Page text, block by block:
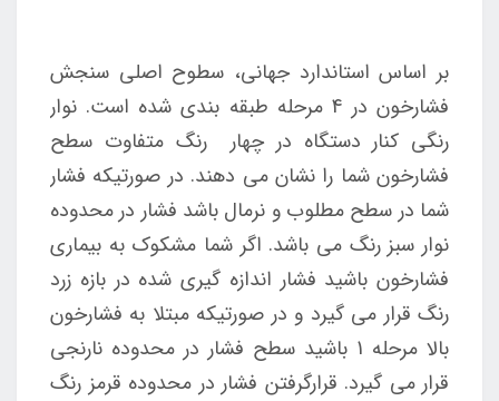
بر اساس استاندارد جهانی، سطوح اصلی سنجش
فشارخون در 4 مرحله طبقه بندی شده است. نوار
رنگی کنار دستگاه در چهار رنگ متفاوت سطح
فشارخون شما را نشان می دهند. در صورتیکه فشار
شما در سطح مطلوب و نرمال باشد فشار در محدوده
نوار سبز رنگ می باشد. اگر شما مشکوک به بیماری
فشارخون باشید فشار اندازه گیری شده در بازه زرد
رنگ قرار می گیرد و در صورتیکه مبتلا به فشارخون
بالا مرحله 1 باشید سطح فشار در محدوده نارنجی
قرار می گیرد. قرارگرفتن فشار در محدوده قرمز رنگ